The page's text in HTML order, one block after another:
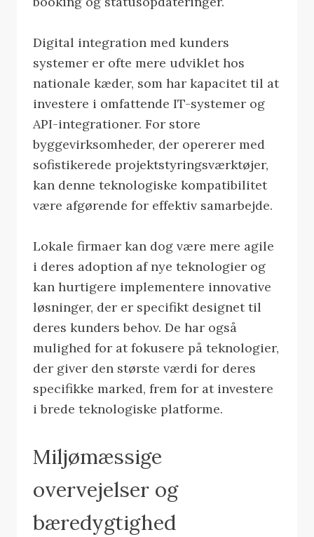
Digital integration med kunders
systemer er ofte mere udviklet hos
nationale kæder, som har kapacitet til at
investere i omfattende IT-systemer og
API-integrationer. For store
byggevirksomheder, der opererer med
sofistikerede projektstyringsværktøjer,
kan denne teknologiske kompatibilitet
være afgørende for effektiv samarbejde.
Lokale firmaer kan dog være mere agile
i deres adoption af nye teknologier og
kan hurtigere implementere innovative
løsninger, der er specifikt designet til
deres kunders behov. De har også
mulighed for at fokusere på teknologier,
der giver den største værdi for deres
specifikke marked, frem for at investere
i brede teknologiske platforme.
Miljømæssige
overvejelser og
bæredygtighed